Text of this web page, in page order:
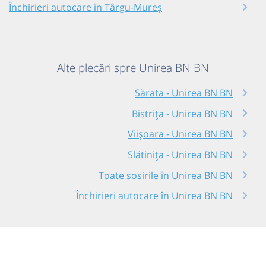
Închirieri autocare în Târgu-Mureș
Alte plecări spre Unirea BN BN
Sărata - Unirea BN BN
Bistrița - Unirea BN BN
Viișoara - Unirea BN BN
Slătinița - Unirea BN BN
Toate sosirile în Unirea BN BN
Închirieri autocare în Unirea BN BN